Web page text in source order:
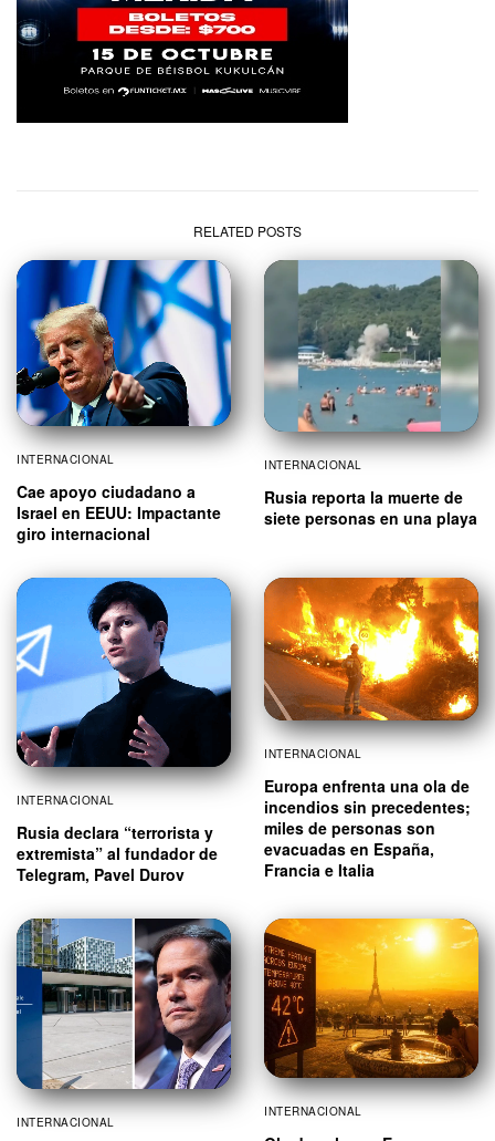
RELATED POSTS
INTERNACIONAL
Cae apoyo ciudadano a
Israel en EEUU: Impactante
giro internacional
INTERNACIONAL
Rusia reporta la muerte de
siete personas en una playa
INTERNACIONAL
Rusia declara “terrorista y
extremista” al fundador de
Telegram, Pavel Durov
INTERNACIONAL
Europa enfrenta una ola de
incendios sin precedentes;
miles de personas son
evacuadas en España,
Francia e Italia
INTERNACIONAL
INTERNACIONAL